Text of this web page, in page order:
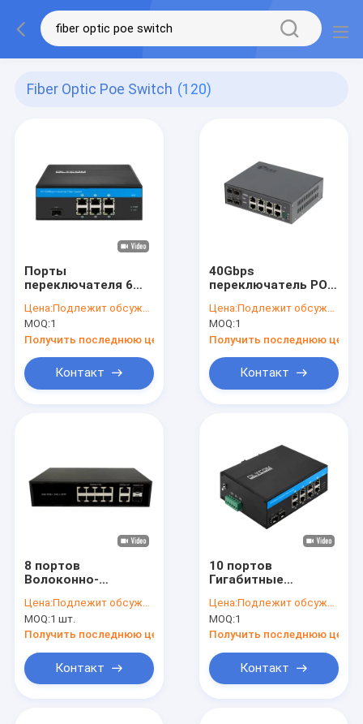
Fiber Optic Poe Switch (120)
Порты
переключателя 6
волокна FCC,
прочный
переключатель
сети держателя
рельса Din
раковины металла
Цена:Подлежит обсуждению
MOQ:1
Получить последнюю цену
Контакт
40Gbps
переключатель POE
волокна гигабита 8
гаван управлял L2
для крытой пользы
Цена:Подлежит обсуждению
MOQ:1
Получить последнюю цену
Контакт
8 портов
Волоконно-
переключатель
Гигабит SFP/RJ45
Uplinks AC220V
без вентилятора
Цена:Подлежит обсуждению
MOQ:1 шт.
Получить последнюю цену
Контакт
10 портов
Гигабитные
оптические POE
переключатели с
двумя слотами SFP
переключатель Poe
Цена:Подлежит обсуждению
MOQ:1
Получить последнюю цену
Контакт